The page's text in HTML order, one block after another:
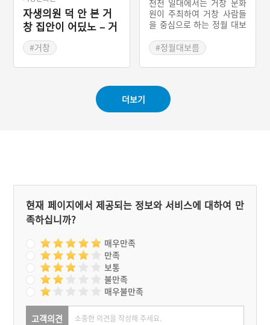
자생의원 덕 안 본 거
창 집안이 어딨노 – 거
창 구 자생의원
#거창
천천 일대에서는 거창 문화
원이 주최하여 거창 사람들
을 중심으로 하는 정월 대보
다. 다른 지역의 대동제가
과거부터 쭉 이어져 왔던 반
면 거창읍의 위천천은 1991
되어 다음 해인 1992년부터
정월 대보름 대동제가시작
된 것이다.
#정월대보름
더보기
현재 페이지에서 제공되는 정보와 서비스에 대하여 만
족하십니까?
매우만족
만족
보통
불만족
매우불만족
고객의견